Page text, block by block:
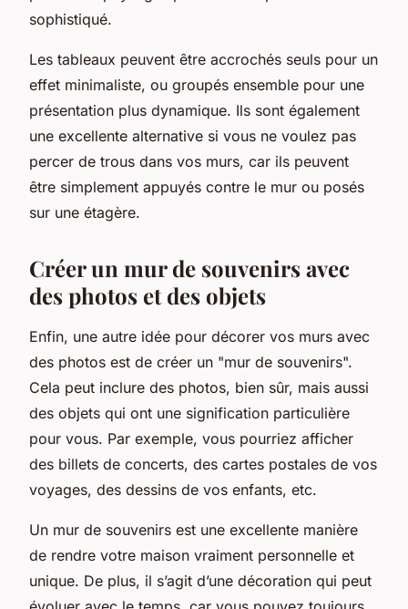
sophistiqué.
Les tableaux peuvent être accrochés seuls pour un
effet minimaliste, ou groupés ensemble pour une
présentation plus dynamique. Ils sont également
une excellente alternative si vous ne voulez pas
percer de trous dans vos murs, car ils peuvent
être simplement appuyés contre le mur ou posés
sur une étagère.
Créer un mur de souvenirs avec
des photos et des objets
Enfin, une autre idée pour décorer vos murs avec
des photos est de créer un "mur de souvenirs".
Cela peut inclure des photos, bien sûr, mais aussi
des objets qui ont une signification particulière
pour vous. Par exemple, vous pourriez afficher
des billets de concerts, des cartes postales de vos
voyages, des dessins de vos enfants, etc.
Un mur de souvenirs est une excellente manière
de rendre votre maison vraiment personnelle et
unique. De plus, il s’agit d’une décoration qui peut